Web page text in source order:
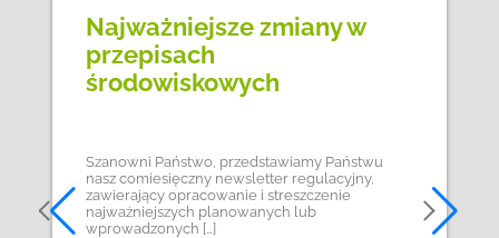
Najważniejsze zmiany w
przepisach
środowiskowych
Szanowni Państwo, przedstawiamy Państwu
nasz comiesięczny newsletter regulacyjny,
zawierający opracowanie i streszczenie
najważniejszych planowanych lub
wprowadzonych […]